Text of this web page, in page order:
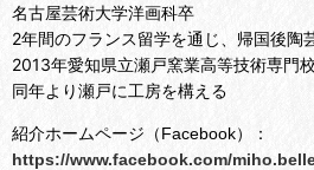
名古屋芸術大学洋画科卒
2年間のフランス留学を通じ、帰国後陶
2013年愛知県立瀬戸窯業高等技術専門
同年より瀬戸に工房を構える
紹介ホームページ（Facebook）：
https://www.facebook.com/